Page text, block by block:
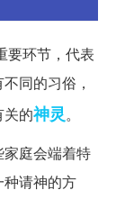
要环节，代表
同的习俗，
的神灵。
庭会端着特
请神的方